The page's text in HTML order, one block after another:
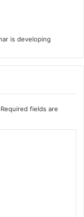
is developing
Required fields are